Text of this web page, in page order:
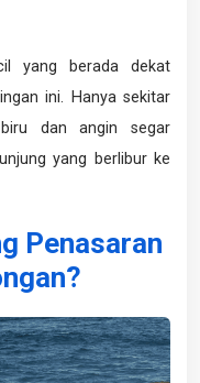
yang berada dekat
ini. Hanya sekitar
dan angin segar
yang berlibur ke
Penasaran